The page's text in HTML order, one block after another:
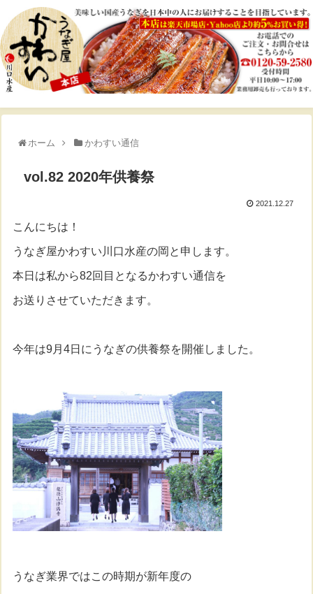
ホーム かわすい通信
vol.82 2020年供養祭
2021.12.27
こんにちは！
うなぎ屋かわすい川口水産の岡と申します。
本日は私から82回目となるかわすい通信を
お送りさせていただきます。
今年は9月4日にうなぎの供養祭を開催しました。
うなぎ業界ではこの時期が新年度の